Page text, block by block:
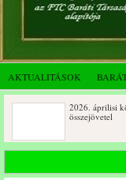
AKTUALITÁSOK
2026. áprilisi közgyűlés
összejövetel
Rendkívüli közgyűlés